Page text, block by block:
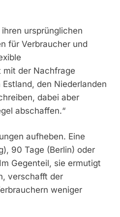
ursprünglichen
für Verbraucher und
mit der Nachfrage
den Niederlanden
dabei aber
abschaffen.“
aufheben. Eine
90 Tage (Berlin) oder
Gegenteil, sie ermutigt
verschafft der
weniger